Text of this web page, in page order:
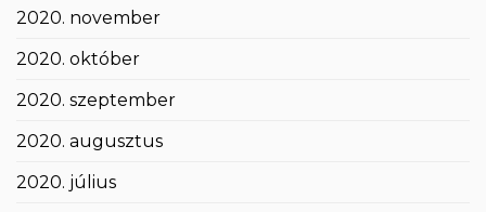
2020. november
2020. október
2020. szeptember
2020. augusztus
2020. július